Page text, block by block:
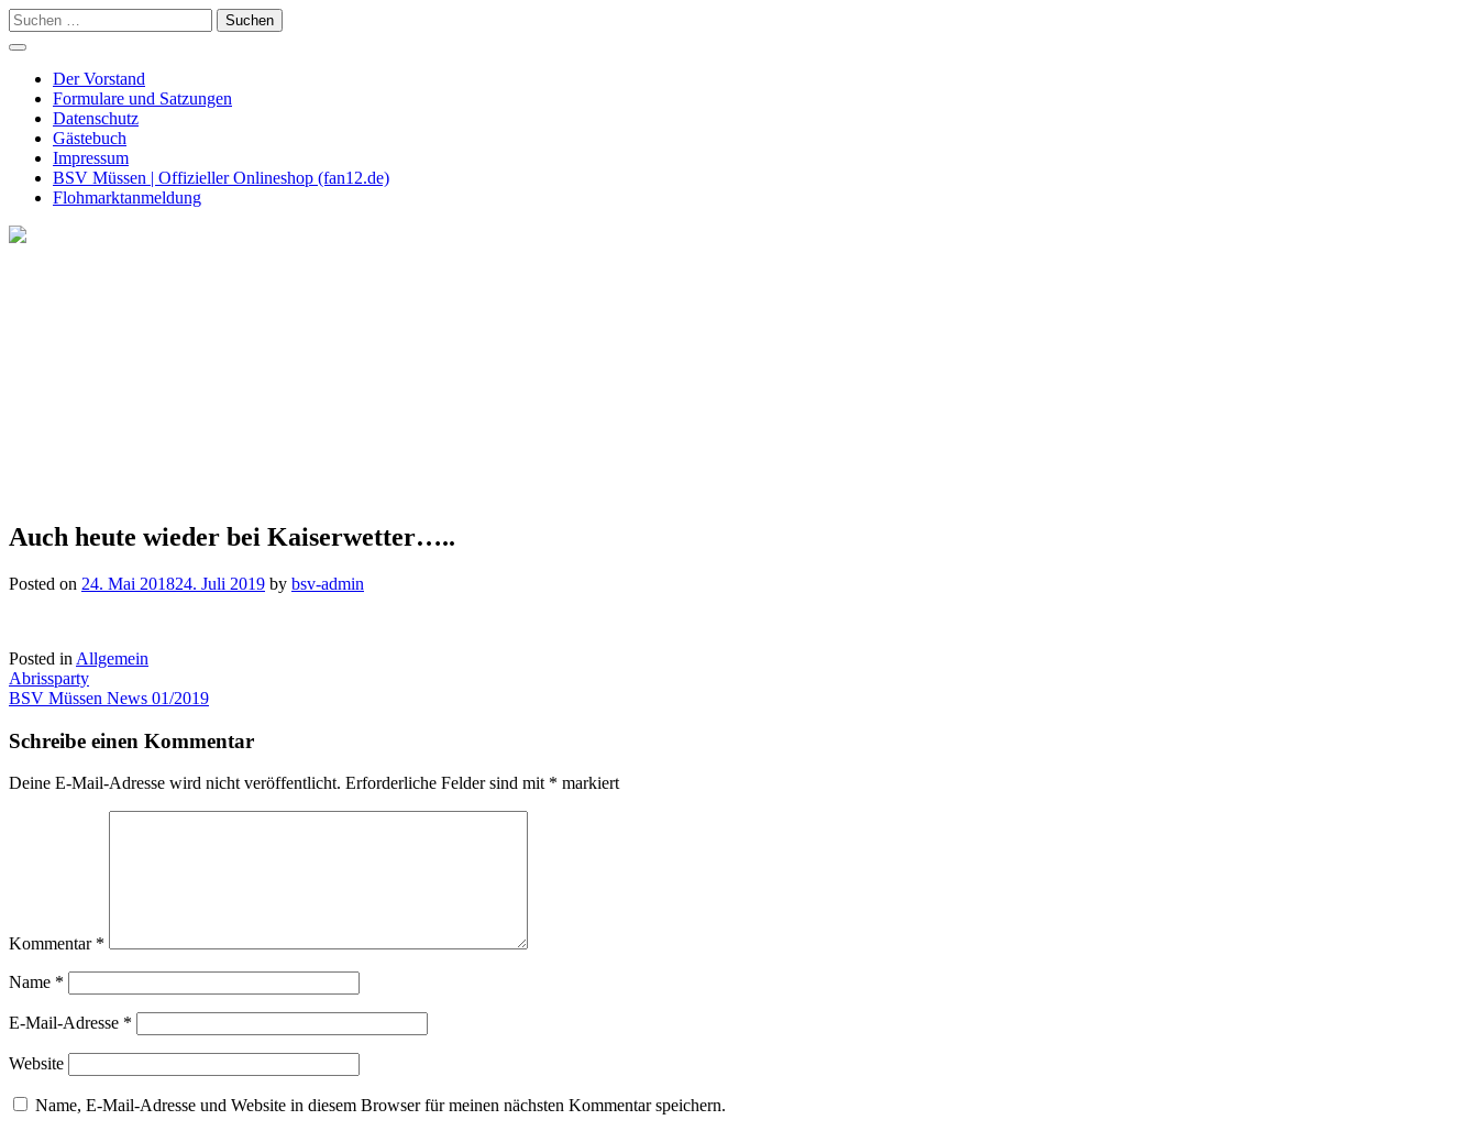
Skip
to
content
Suchen
nach:
Der Vorstand
Formulare und Satzungen
Datenschutz
Gästebuch
Impressum
BSV Müssen | Offizieller Onlineshop (fan12.de)
Flohmarktanmeldung
Auch heute wieder bei Kaiserwetter…..
Posted on 24. Mai 201824. Juli 2019 by bsv-admin
Posted in Allgemein
Beitragsnavigation
Abrissparty
BSV Müssen News 01/2019
Schreibe einen Kommentar
Deine E-Mail-Adresse wird nicht veröffentlicht. Erforderliche Felder sind mit * markiert
Kommentar *
Name *
E-Mail-Adresse *
Website
Name, E-Mail-Adresse und Website in diesem Browser für meinen nächsten Kommentar speichern.